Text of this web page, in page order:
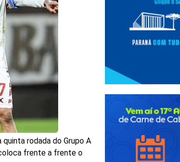
rodada do Grupo A
frente a frente o